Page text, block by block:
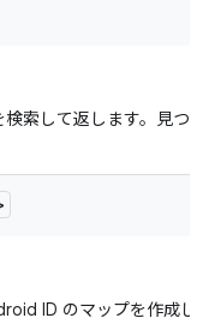
索して返します。見つ
ID のマップを作成し